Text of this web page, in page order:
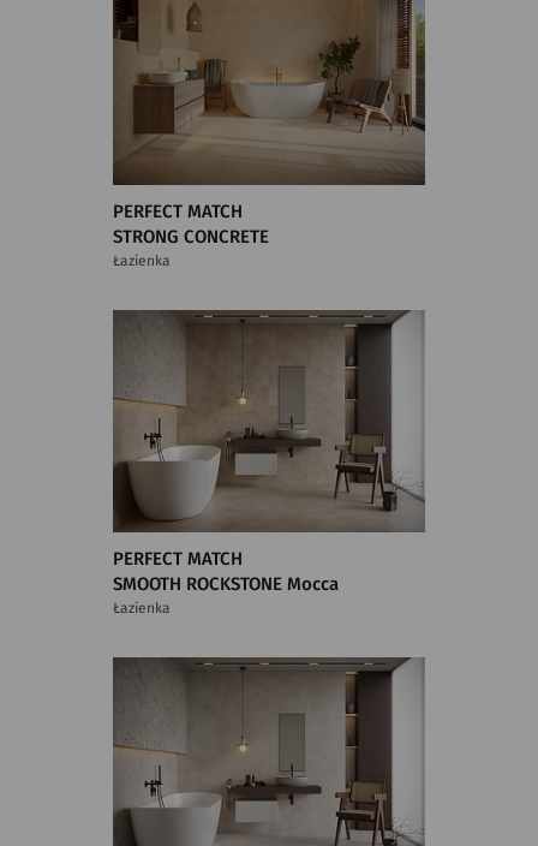
PERFECT MATCH
STRONG CONCRETE
Łazienka
PERFECT MATCH
SMOOTH ROCKSTONE Mocca
Łazienka